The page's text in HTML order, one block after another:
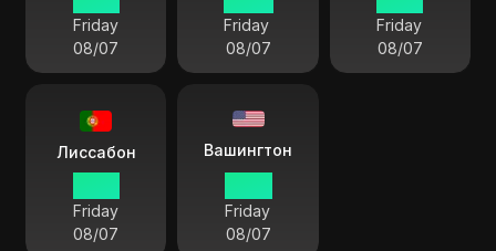
Friday
08/07
Friday
08/07
Friday
08/07
Лиссабон
Friday
08/07
Вашингтон
Friday
08/07